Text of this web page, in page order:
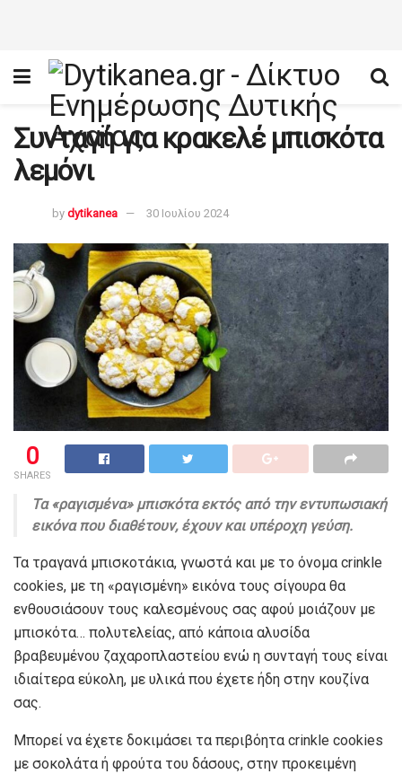
Συνταγή για κρακελέ μπισκότα
λεμόνι
by dytikanea 30 Ιουλίου 2024
0
SHARES
Τα «ραγισμένα» μπισκότα εκτός από την εντυπωσιακή
εικόνα που διαθέτουν, έχουν και υπέροχη γεύση.
Τα τραγανά μπισκοτάκια, γνωστά και με το όνομα crinkle
cookies, με τη «ραγισμένη» εικόνα τους σίγουρα θα
ενθουσιάσουν τους καλεσμένους σας αφού μοιάζουν με
μπισκότα… πολυτελείας, από κάποια αλυσίδα
βραβευμένου ζαχαροπλαστείου ενώ η συνταγή τους είναι
ιδιαίτερα εύκολη, με υλικά που έχετε ήδη στην κουζίνα
σας.
Μπορεί να έχετε δοκιμάσει τα περιβόητα crinkle cookies
με σοκολάτα ή φρούτα του δάσους, στην προκειμένη